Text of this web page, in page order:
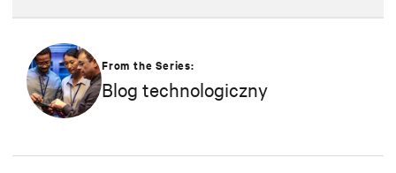
From the Series:
Blog technologiczny